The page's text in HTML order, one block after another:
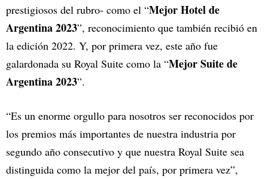
prestigiosos del rubro- como el “Mejor Hotel de
Argentina 2023”, reconocimiento que también recibió en
la edición 2022. Y, por primera vez, este año fue
galardonada su Royal Suite como la “Mejor Suite de
Argentina 2023”.
“Es un enorme orgullo para nosotros ser reconocidos por
los premios más importantes de nuestra industria por
segundo año consecutivo y que nuestra Royal Suite sea
distinguida como la mejor del país, por primera vez”,